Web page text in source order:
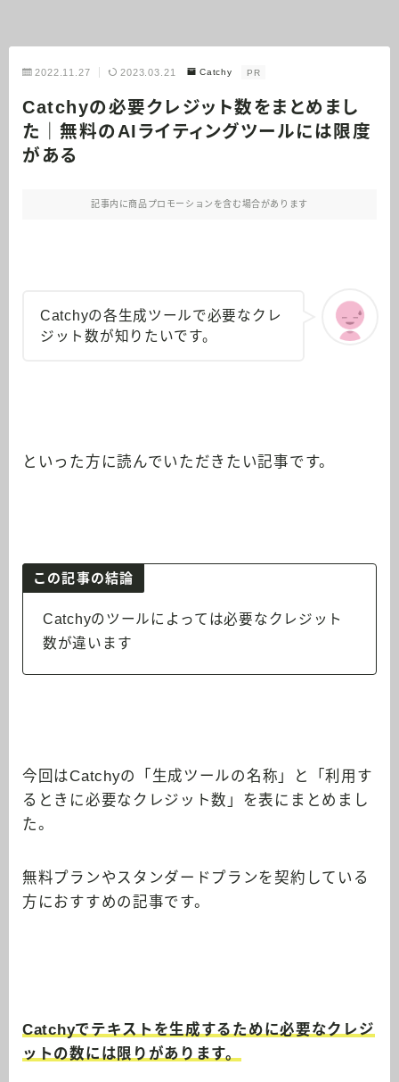
2022.11.27 2023.03.21 Catchy PR
Catchyの必要クレジット数をまとめまし
た｜無料のAIライティングツールには限度
がある
記事内に商品プロモーションを含む場合があります
Catchyの各生成ツールで必要なクレ
ジット数が知りたいです。
といった方に読んでいただきたい記事です。
この記事の結論
Catchyのツールによっては必要なクレジット
数が違います
今回はCatchyの「生成ツールの名称」と「利用す
るときに必要なクレジット数」を表にまとめまし
た。
無料プランやスタンダードプランを契約している
方におすすめの記事です。
Catchyでテキストを生成するために必要なクレジ
ットの数には限りがあります。